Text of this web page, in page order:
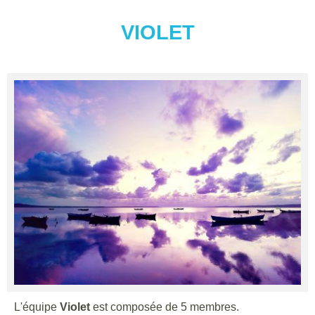
VIOLET
L'équipe Violet est composée de 5 membres.